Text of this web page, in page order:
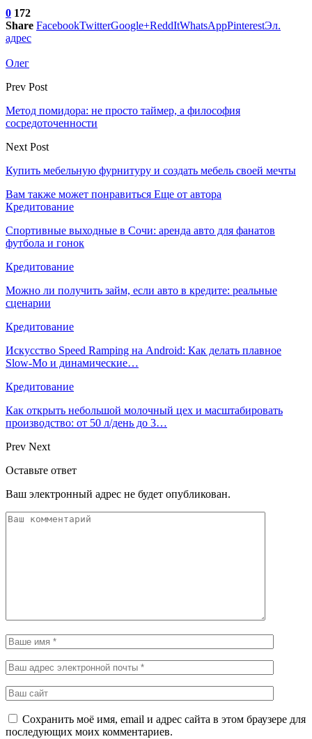
0 172
Share FacebookTwitterGoogle+ReddItWhatsAppPinterestЭл.
адрес
Олег
Prev Post
Метод помидора: не просто таймер, а философия
сосредоточенности
Next Post
Купить мебельную фурнитуру и создать мебель своей мечты
Вам также может понравиться Еще от автора
Кредитование
Спортивные выходные в Сочи: аренда авто для фанатов
футбола и гонок
Кредитование
Можно ли получить займ, если авто в кредите: реальные
сценарии
Кредитование
Искусство Speed Ramping на Android: Как делать плавное
Slow-Mo и динамические…
Кредитование
Как открыть небольшой молочный цех и масштабировать
производство: от 50 л/день до 3…
Prev Next
Оставьте ответ
Ваш электронный адрес не будет опубликован.
Сохранить моё имя, email и адрес сайта в этом браузере для
последующих моих комментариев.